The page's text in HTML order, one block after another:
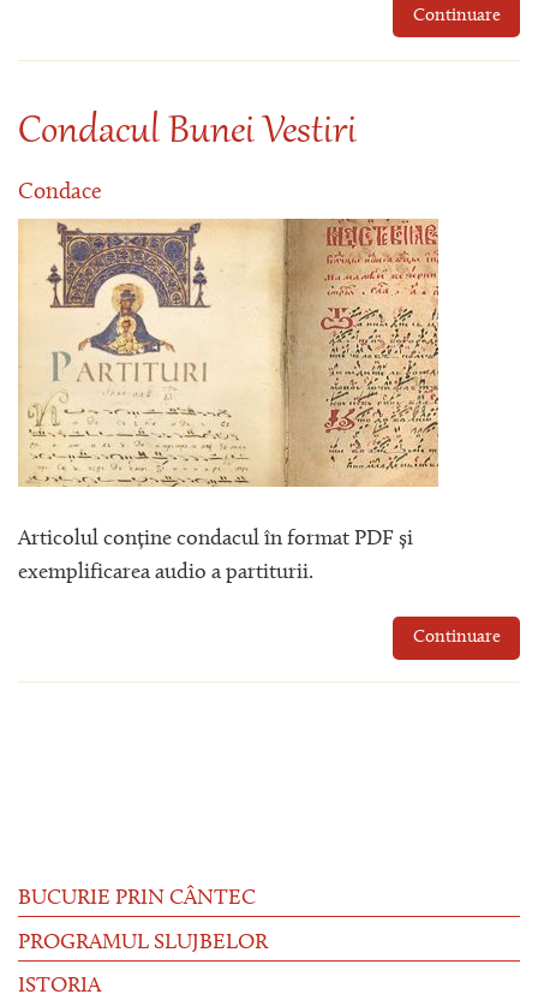
Continuare
Condacul Bunei Vestiri
Condace
Articolul conține condacul în format PDF și
exemplificarea audio a partiturii.
Continuare
BUCURIE PRIN CÂNTEC
PROGRAMUL SLUJBELOR
ISTORIA